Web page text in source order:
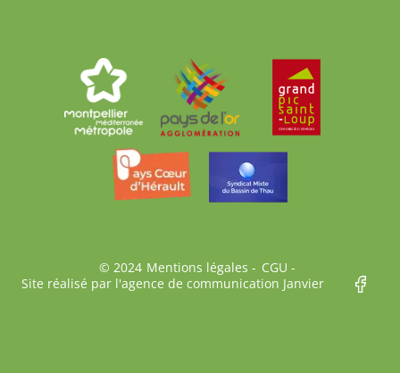
Bas © 2024 Mentions légales
CGU
Site réalisé par l'agence de communication Janvier